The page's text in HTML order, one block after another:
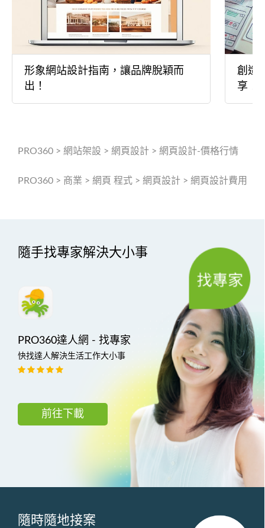
形象網站設計指南，讓品牌脫穎而
出！
創造
享！
PRO360 > 網站架設 > 網頁設計 > 網頁設計-價格行情
PRO360 > 商業 > 網頁 程式 > 網頁設計 > 網頁設計費用
隨手找專家解決大小事
PRO360達人網 - 找專家
快找達人解決生活工作大小事
前往下載
隨時隨地接案